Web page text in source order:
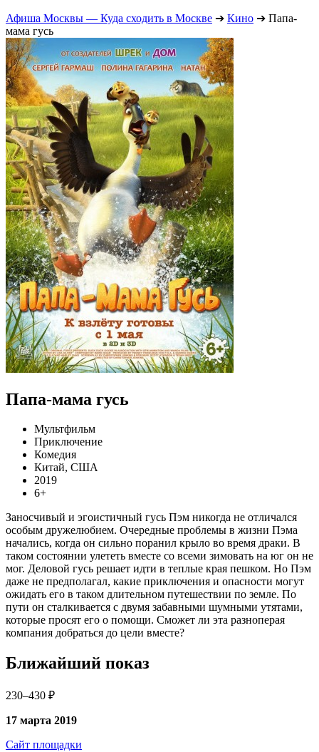
Афиша Москвы — Куда сходить в Москве ➔ Кино ➔ Папа-
мама гусь
Папа-мама гусь
Мультфильм
Приключение
Комедия
Китай, США
2019
6+
Заносчивый и эгоистичный гусь Пэм никогда не отличался
особым дружелюбием. Очередные проблемы в жизни Пэма
начались, когда он сильно поранил крыло во время драки. В
таком состоянии улететь вместе со всеми зимовать на юг он не
мог. Деловой гусь решает идти в теплые края пешком. Но Пэм
даже не предполагал, какие приключения и опасности могут
ожидать его в таком длительном путешествии по земле. По
пути он сталкивается с двумя забавными шумными утятами,
которые просят его о помощи. Сможет ли эта разноперая
компания добраться до цели вместе?
Ближайший показ
230–430 ₽
17 марта 2019
Сайт площадки